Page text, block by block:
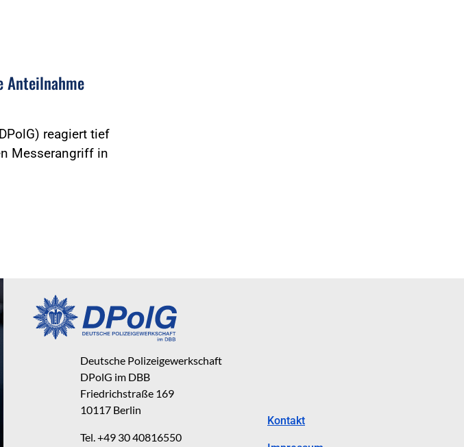
Anteilnahme
reagiert tief
Messerangriff in
Deutsche Polizeigewerkschaft
DPolG im DBB
Friedrichstraße 169
10117 Berlin
Tel. +49 30 40816550
Kontakt